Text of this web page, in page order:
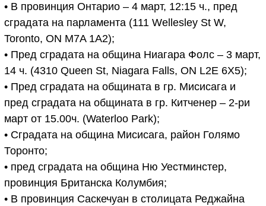
• В провинция Онтарио – 4 март, 12:15 ч., пред
сградата на парламента (111 Wellesley St W,
Toronto, ON M7A 1A2);
• Пред сградата на община Ниагара Фолс – 3 март,
14 ч. (4310 Queen St, Niagara Falls, ON L2E 6X5);
• Пред сградата на общината в гр. Мисисага и
пред сградата на общината в гр. Китченер – 2-ри
март от 15.00ч. (Waterloo Park);
• Сградата на община Мисисага, район Голямо
Торонто;
• пред сградата на община Ню Уестминстер,
провинция Британска Колумбия;
• В провинция Саскечуан в столицата Реджайна